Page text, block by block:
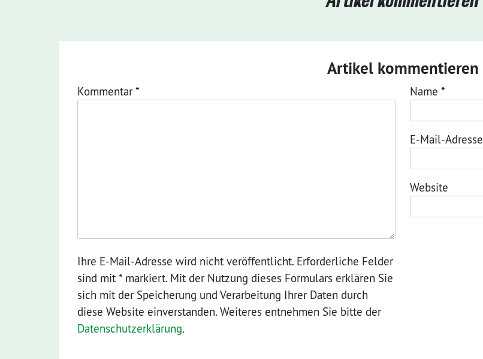
Artikel kommentieren
Kommentar*
Ihre E-Mail-Adresse wird nicht veröffentlicht. Erforderliche Felder
sind mit * markiert. Mit der Nutzung dieses Formulars erklären Sie
sich mit der Speicherung und Verarbeitung Ihrer Daten durch
diese Website einverstanden. Weiteres entnehmen Sie bitte der
Datenschutzerklärung.
Name *
E-Mail-Adresse
Website